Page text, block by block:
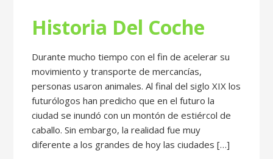
Historia Del Coche
Durante mucho tiempo con el fin de acelerar su
movimiento y transporte de mercancías,
personas usaron animales. Al final del siglo XIX los
futurólogos han predicho que en el futuro la
ciudad se inundó con un montón de estiércol de
caballo. Sin embargo, la realidad fue muy
diferente a los grandes de hoy las ciudades […]